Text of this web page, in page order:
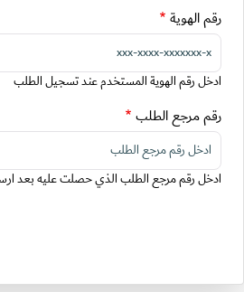
رقم الهوية
ادخل رقم الهوية المستخدم عند تسجيل الطلب
رقم مرجع الطلب
ادخل رقم مرجع الطلب الذي حصلت عليه بعد